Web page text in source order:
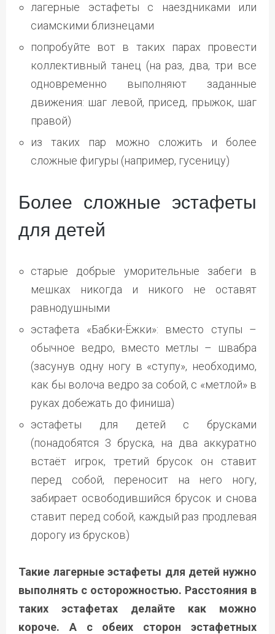
лагерные эстафеты с наездниками или
сиамскими близнецами
попробуйте вот в таких парах провести
коллективный танец (на раз, два, три все
одновременно выполняют заданные
движения: шаг левой, присед, прыжок, шаг
правой)
из таких пар можно сложить и более
сложные фигуры (например, гусеницу)
Более сложные эстафеты
для детей
старые добрые уморительные забеги в
мешках никогда и никого не оставят
равнодушными
эстафета «Бабки-Ёжки»: вместо ступы –
обычное ведро, вместо метлы – швабра
(засунув одну ногу в «ступу», необходимо,
как бы волоча ведро за собой, с «метлой» в
руках добежать до финиша)
эстафеты для детей с брусками
(понадобятся 3 бруска, на два аккуратно
встаёт игрок, третий брусок он ставит
перед собой, переносит на него ногу,
забирает освободившийся брусок и снова
ставит перед собой, каждый раз продлевая
дорогу из брусков)
Такие лагерные эстафеты для детей нужно
выполнять с осторожностью. Расстояния в
таких эстафетах делайте как можно
короче. А с обеих сторон эстафетных